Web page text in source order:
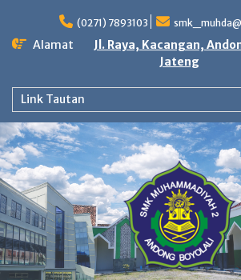
content
(0271) 7893103
Alamat
Jl. Raya, Kacangan,
Jateng
Link Tautan